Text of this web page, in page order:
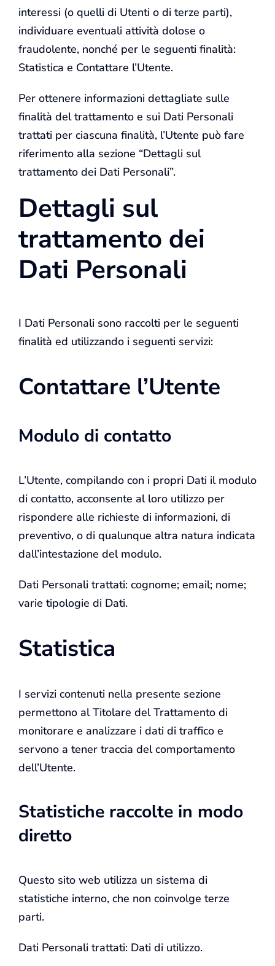
interessi (o quelli di Utenti o di terze parti),
individuare eventuali attività dolose o
fraudolente, nonché per le seguenti finalità:
Statistica e Contattare l’Utente.
Per ottenere informazioni dettagliate sulle
finalità del trattamento e sui Dati Personali
trattati per ciascuna finalità, l’Utente può fare
riferimento alla sezione “Dettagli sul
trattamento dei Dati Personali”.
Dettagli sul
trattamento dei
Dati Personali
I Dati Personali sono raccolti per le seguenti
finalità ed utilizzando i seguenti servizi:
Contattare l’Utente
Modulo di contatto
L’Utente, compilando con i propri Dati il modulo
di contatto, acconsente al loro utilizzo per
rispondere alle richieste di informazioni, di
preventivo, o di qualunque altra natura indicata
dall’intestazione del modulo.
Dati Personali trattati: cognome; email; nome;
varie tipologie di Dati.
Statistica
I servizi contenuti nella presente sezione
permettono al Titolare del Trattamento di
monitorare e analizzare i dati di traffico e
servono a tener traccia del comportamento
dell’Utente.
Statistiche raccolte in modo
diretto
Questo sito web utilizza un sistema di
statistiche interno, che non coinvolge terze
parti.
Dati Personali trattati: Dati di utilizzo.